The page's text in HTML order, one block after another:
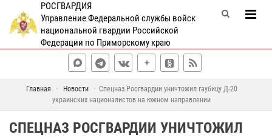
РОСГВАРДИЯ
Управление Федеральной службы войск
национальной гвардии Российской
Федерации по Приморскому краю
Главная Новости
Спецназ Росгвардии уничтожил гаубицу Д-20
украинских националистов на южном направлении
СПЕЦНАЗ РОСГВАРДИИ УНИЧТОЖИЛ